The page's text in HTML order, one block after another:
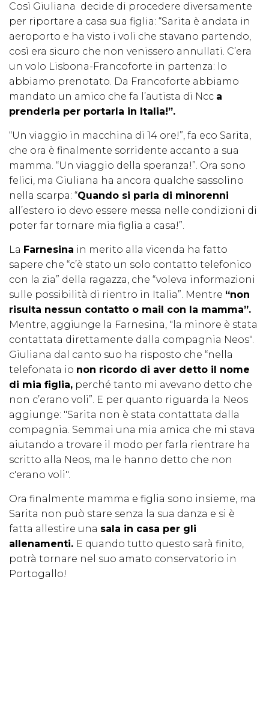
Così Giuliana decide di procedere diversamente
per riportare a casa sua figlia: “Sarita è andata in
aeroporto e ha visto i voli che stavano partendo,
così era sicuro che non venissero annullati. C’era
un volo Lisbona-Francoforte in partenza: lo
abbiamo prenotato. Da Francoforte abbiamo
mandato un amico che fa l’autista di Ncc a
prenderla per portarla in Italia!”.
“Un viaggio in macchina di 14 ore!”, fa eco Sarita,
che ora è finalmente sorridente accanto a sua
mamma. “Un viaggio della speranza!”. Ora sono
felici, ma Giuliana ha ancora qualche sassolino
nella scarpa: “Quando si parla di minorenni
all’estero io devo essere messa nelle condizioni di
poter far tornare mia figlia a casa!”.
La Farnesina in merito alla vicenda ha fatto
sapere che “c’è stato un solo contatto telefonico
con la zia” della ragazza, che “voleva informazioni
sulle possibilità di rientro in Italia”. Mentre “non
risulta nessun contatto o mail con la mamma”.
Mentre, aggiunge la Farnesina, "la minore è stata
contattata direttamente dalla compagnia Neos".
Giuliana dal canto suo ha risposto che “nella
telefonata io non ricordo di aver detto il nome
di mia figlia, perché tanto mi avevano detto che
non c’erano voli”. E per quanto riguarda la Neos
aggiunge: "Sarita non è stata contattata dalla
compagnia. Semmai una mia amica che mi stava
aiutando a trovare il modo per farla rientrare ha
scritto alla Neos, ma le hanno detto che non
c'erano voli".
Ora finalmente mamma e figlia sono insieme, ma
Sarita non può stare senza la sua danza e si è
fatta allestire una sala in casa per gli
allenamenti. E quando tutto questo sarà finito,
potrà tornare nel suo amato conservatorio in
Portogallo!